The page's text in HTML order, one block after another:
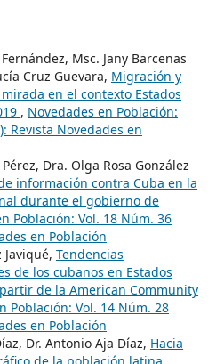
Msc. Jany Barcenas
Cruz Guevara, Migración y
en el contexto Estados
, Novedades en Población:
Revista Novedades en
Dra. Olga Rosa González
información contra Cuba en la
durante el gobierno de
Población: Vol. 18 Núm. 36
en Población
Tendencias
de los cubanos en Estados
de la American Community
Población: Vol. 14 Núm. 28
en Población
Dr. Antonio Aja Díaz, Hacia